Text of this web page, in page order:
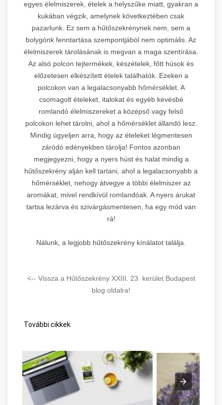
egyes élelmiszerek, ételek a helyszűke miatt, gyakran a
kukában végzik, amelynek következtében csak
pazarlunk. Ez sem a hűtőszekrénynek nem, sem a
bolygónk fenntartása szempontjából nem optimális. Az
élelmiszerek tárolásának is megvan a maga szentírása.
Az alsó polcon tejtermékek, készételek, főtt húsok és
előzetesen elkészített ételek találhatók. Ezeken a
polcokon van a legalacsonyabb hőmérséklet. A
csomagolt ételeket, italokat és egyéb kevésbé
romlandó élelmiszereket a középső vagy felső
polcokon lehet tárolni, ahol a hőmérséklet állandó lesz.
Mindig ügyeljen arra, hogy az ételeket légmentesen
záródó edényekben tárolja! Fontos azonban
megjegyezni, hogy a nyers húst és halat mindig a
hűtőszekrény alján kell tartani, ahol a legalacsonyabb a
hőmérséklet, nehogy átvegye a többi élelmiszer az
aromákat, mivel rendkívül romlandóak. A nyers árukat
tartsa lezárva és szivárgásmentesen, ha egy mód van
rá!
Nálunk, a legjobb hűtőszekrény kínálatot találja.
<-- Vissza a Hűtőszekrény XXIII. 23. kerület Budapest
blog oldalra!
További cikkek